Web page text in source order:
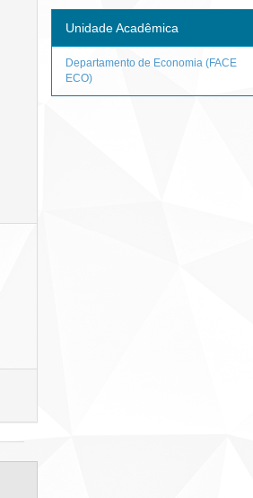
Unidade Acadêmica
Departamento de Economia (FACE
ECO)